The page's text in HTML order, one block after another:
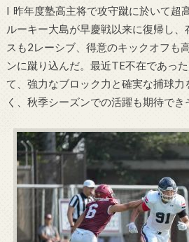
l 昨年度塾高主将で攻守蹴に於いて超
ルーキー大島が早慶戦以来に復帰し
スも2レーシブ、得意のキックオフも
ンに蹴り込んだ。最近TE不在であっ
て、強力なブロック力と確実な捕球力
く、秋季シーズンでの活躍も期待でき